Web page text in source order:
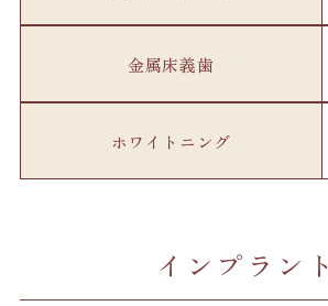
金属床義歯
ホワイトニング
インプラント